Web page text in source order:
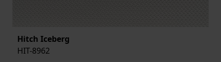
Hitch Iceberg
HIT-8962